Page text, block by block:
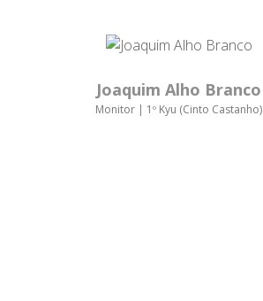
Joaquim Alho Branco
Monitor | 1º Kyu (Cinto Castanho)